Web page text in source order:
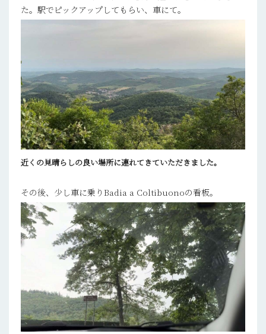
た。駅でピックアップしてもらい、車にて。
近くの見晴らしの良い場所に連れてきていただきました。
その後、少し車に乗りBadia a Coltibuonoの看板。